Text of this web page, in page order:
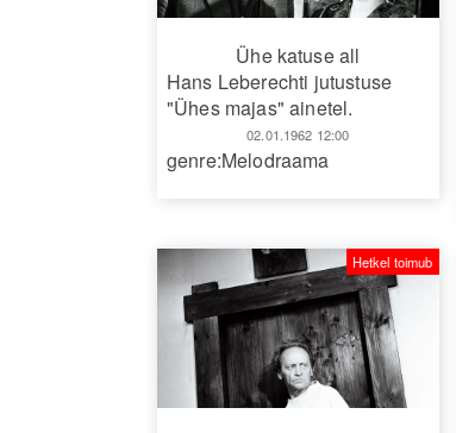
Ühe katuse all
Hans Leberechti jutustuse
"Ühes majas" ainetel.
02.01.1962 12:00
genre:Melodraama
Hetkel toimub